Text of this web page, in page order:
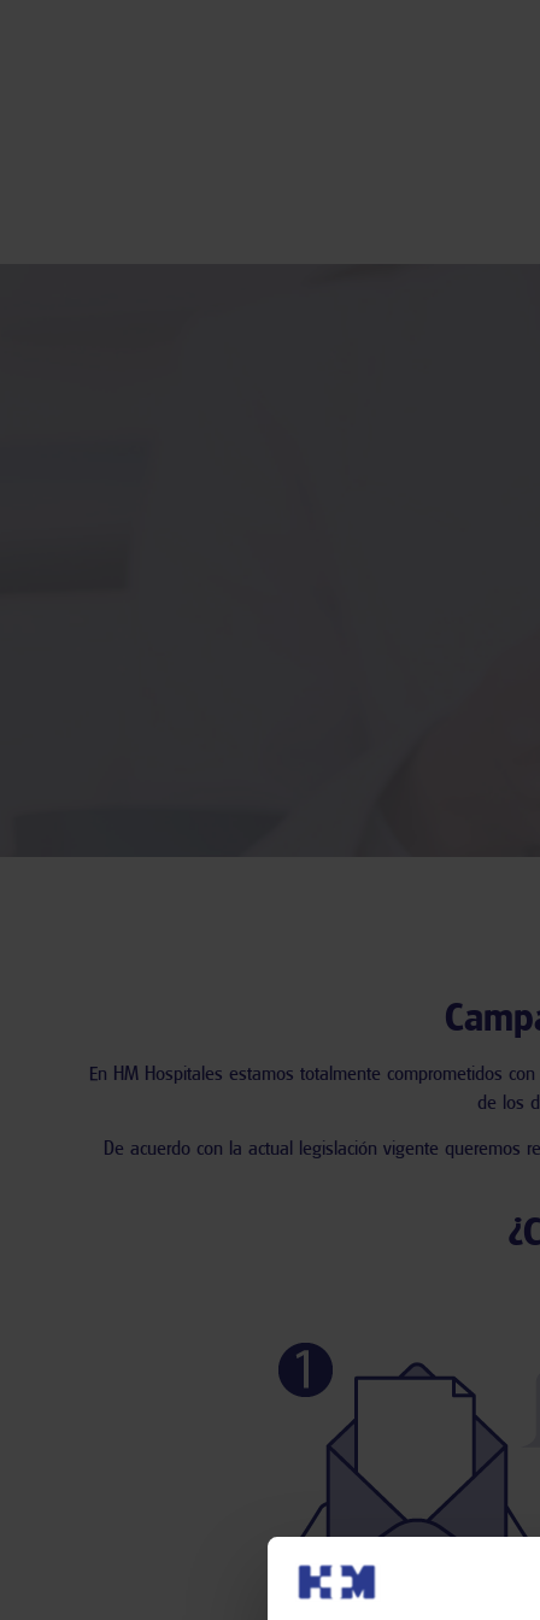
En HM Hospitales estamos totalmente comprometidos
de los
De acuerdo con la actual legislación vigente queremos